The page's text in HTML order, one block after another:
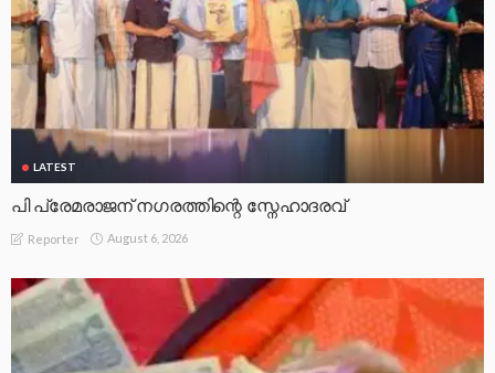
LATEST
പി പ്രേമരാജന് നഗരത്തിന്റെ സ്നേഹാദരവ്
Reporter August 6, 2026